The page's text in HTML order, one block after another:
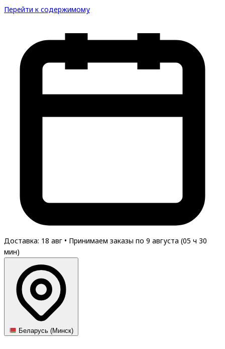
Перейти к содержимому
Доставка: 18 авг • Принимаем заказы по 9 августа (05 ч 30
мин)
Беларусь (Минск)